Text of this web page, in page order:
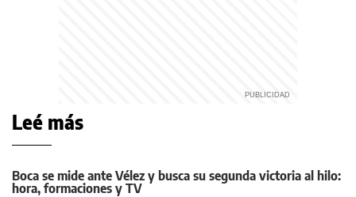
Leé más
Boca se mide ante Vélez y busca su segunda victoria al hilo:
hora, formaciones y TV